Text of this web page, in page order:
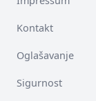
Kontakt
Oglašavanje
Sigurnost